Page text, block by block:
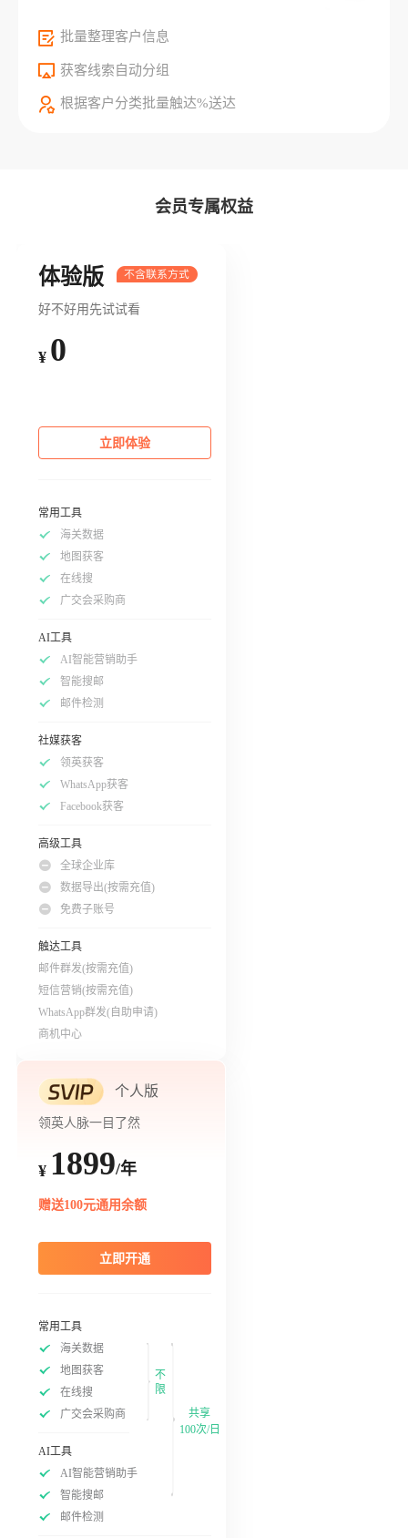
批量整理客户信息
获客线索自动分组
根据客户分类批量触达%送达
会员专属权益
体验版
好不好用先试试看
¥ 0
立即体验
常用工具
海关数据
地图获客
在线搜
广交会采购商
AI工具
AI智能营销助手
智能搜邮
邮件检测
社媒获客
领英获客
WhatsApp获客
Facebook获客
高级工具
全球企业库
数据导出(按需充值)
免费子账号
触达工具
邮件群发(按需充值)
短信营销(按需充值)
WhatsApp群发(自助申请)
商机中心
个人版
领英人脉一目了然
¥ 1899/年
赠送100元通用余额
立即开通
常用工具
海关数据
地图获客
在线搜
广交会采购商
不
限
AI工具
AI智能营销助手
智能搜邮
邮件检测
共享
100次/日